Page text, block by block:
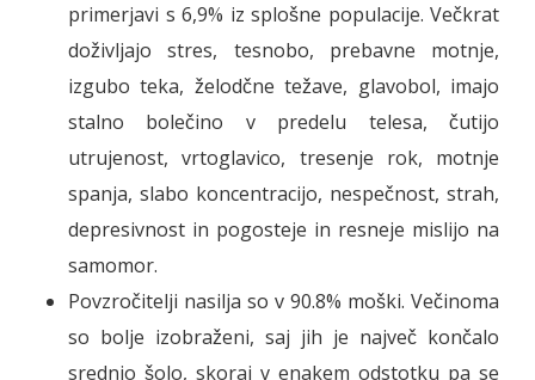
primerjavi s 6,9% iz splošne populacije. Večkrat
doživljajo stres, tesnobo, prebavne motnje,
izgubo teka, želodčne težave, glavobol, imajo
stalno bolečino v predelu telesa, čutijo
utrujenost, vrtoglavico, tresenje rok, motnje
spanja, slabo koncentracijo, nespečnost, strah,
depresivnost in pogosteje in resneje mislijo na
samomor.
Povzročitelji nasilja so v 90.8% moški. Večinoma
so bolje izobraženi, saj jih je največ končalo
srednjo šolo, skoraj v enakem odstotku pa se